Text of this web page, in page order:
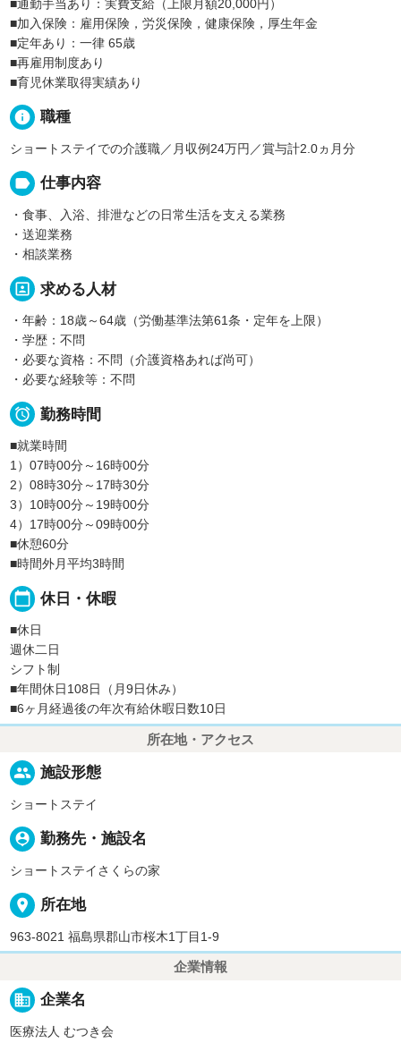
■通勤手当あり：実費支給（上限月額20,000円）
■加入保険：雇用保険，労災保険，健康保険，厚生年金
■定年あり：一律 65歳
■再雇用制度あり
■育児休業取得実績あり
info 職種
ショートステイでの介護職／月収例24万円／賞与計2.0ヵ月分
label 仕事内容
・食事、入浴、排泄などの日常生活を支える業務
・送迎業務
・相談業務
portrait 求める人材
・年齢：18歳～64歳（労働基準法第61条・定年を上限）
・学歴：不問
・必要な資格：不問（介護資格あれば尚可）
・必要な経験等：不問
 勤務時間
■就業時間
1）07時00分～16時00分
2）08時30分～17時30分
3）10時00分～19時00分
4）17時00分～09時00分
■休憩60分
■時間外月平均3時間
calendar_today 休日・休暇
■休日
週休二日
シフト制
■年間休日108日（月9日休み）
■6ヶ月経過後の年次有給休暇日数10日
所在地・アクセス
people 施設形態
ショートステイ
person_pin 勤務先・施設名
ショートステイさくらの家
place 所在地
963-8021 福島県郡山市桜木1丁目1-9
企業情報
business 企業名
医療法人 むつき会